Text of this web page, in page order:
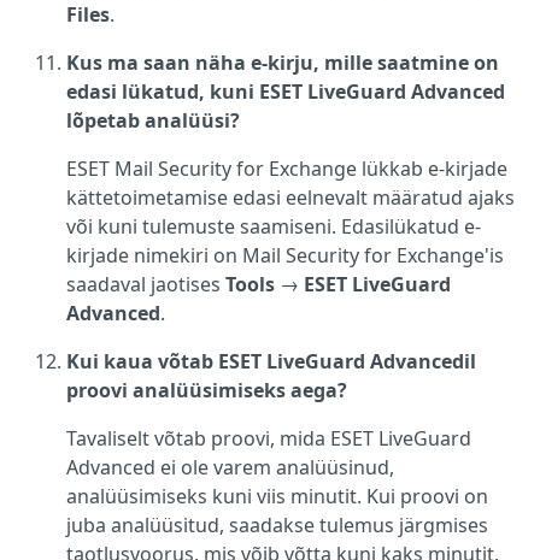
Files.
Kus ma saan näha e-kirju, mille saatmine on
edasi lükatud, kuni ESET LiveGuard Advanced
lõpetab analüüsi?
ESET Mail Security for Exchange lükkab e-kirjade
kättetoimetamise edasi eelnevalt määratud ajaks
või kuni tulemuste saamiseni. Edasilükatud e-
kirjade nimekiri on Mail Security for Exchange'is
saadaval jaotises Tools → ESET LiveGuard
Advanced.
Kui kaua võtab ESET LiveGuard Advancedil
proovi analüüsimiseks aega?
Tavaliselt võtab proovi, mida ESET LiveGuard
Advanced ei ole varem analüüsinud,
analüüsimiseks kuni viis minutit. Kui proovi on
juba analüüsitud, saadakse tulemus järgmises
taotlusvoorus, mis võib võtta kuni kaks minutit.